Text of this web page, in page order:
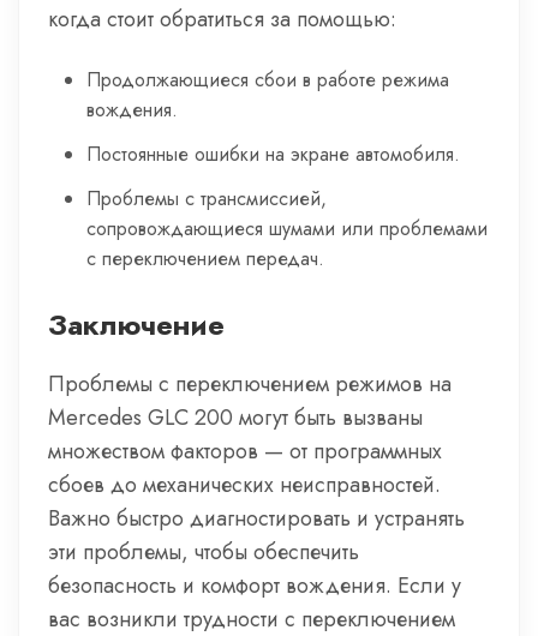
когда стоит обратиться за помощью:
Продолжающиеся сбои в работе режима
вождения.
Постоянные ошибки на экране автомобиля.
Проблемы с трансмиссией,
сопровождающиеся шумами или проблемами
с переключением передач.
Заключение
Проблемы с переключением режимов на
Mercedes GLC 200 могут быть вызваны
множеством факторов — от программных
сбоев до механических неисправностей.
Важно быстро диагностировать и устранять
эти проблемы, чтобы обеспечить
безопасность и комфорт вождения. Если у
вас возникли трудности с переключением